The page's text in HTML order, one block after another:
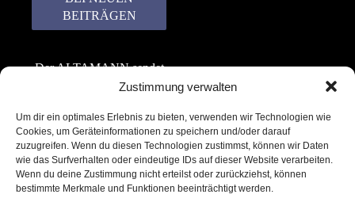
Zustimmung verwalten
Um dir ein optimales Erlebnis zu bieten, verwenden wir Technologien wie
Cookies, um Geräteinformationen zu speichern und/oder darauf
zuzugreifen. Wenn du diesen Technologien zustimmst, können wir Daten
wie das Surfverhalten oder eindeutige IDs auf dieser Website verarbeiten.
Wenn du deine Zustimmung nicht erteilst oder zurückziehst, können
bestimmte Merkmale und Funktionen beeinträchtigt werden.
Der ALTAMANN sendet
keinen Spam! Er gibt
weiter. Erfahre mehr in
unserer
Datenschutzerklärung.